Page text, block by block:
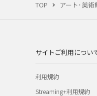
TOP アート･美
サイトご利用につい
利用規約
Streaming+利用規約